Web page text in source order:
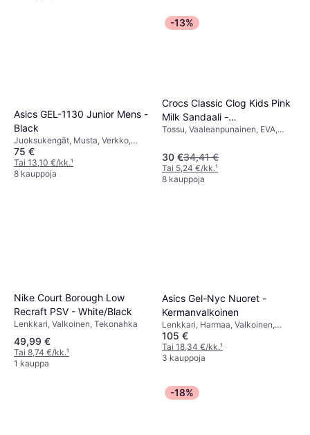
Asics GEL-1130 Junior Mens -
Black
Juoksukengät, Musta, Verkko,
Tekstiili, Synteettinen, Tekonahka
75 €
Tai 13,10 €/kk.¹
8 kauppoja
-13%
Crocs Classic Clog Kids Pink
Milk Sandaali -
Vaaleanpunainen
Tossu, Vaaleanpunainen, EVA,
30 €34,41 €
Tai 5,24 €/kk.¹
8 kauppoja
Nike Court Borough Low
Recraft PSV - White/Black
Lenkkari, Valkoinen, Tekonahka
49,99 €
Tai 8,74 €/kk.¹
1 kauppa
Asics Gel-Nyc Nuoret -
Kermanvalkoinen
Lenkkari, Harmaa, Valkoinen,
Hopea, Musta, Beige, Verkko,
Tekstiili, Synteettinen
105 €
Tai 18,34 €/kk.¹
3 kauppoja
-18%